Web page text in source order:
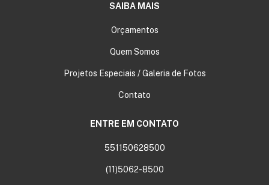
SAIBA MAIS
Orçamentos
Quem Somos
Projetos Especiais / Galeria de Fotos
Contato
ENTRE EM CONTATO
551150628500
(11)5062-8500